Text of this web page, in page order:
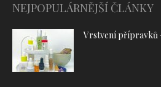
NEJPOPULÁRNĚJŠÍ ČLÁNKY
Vrstvení přípravků